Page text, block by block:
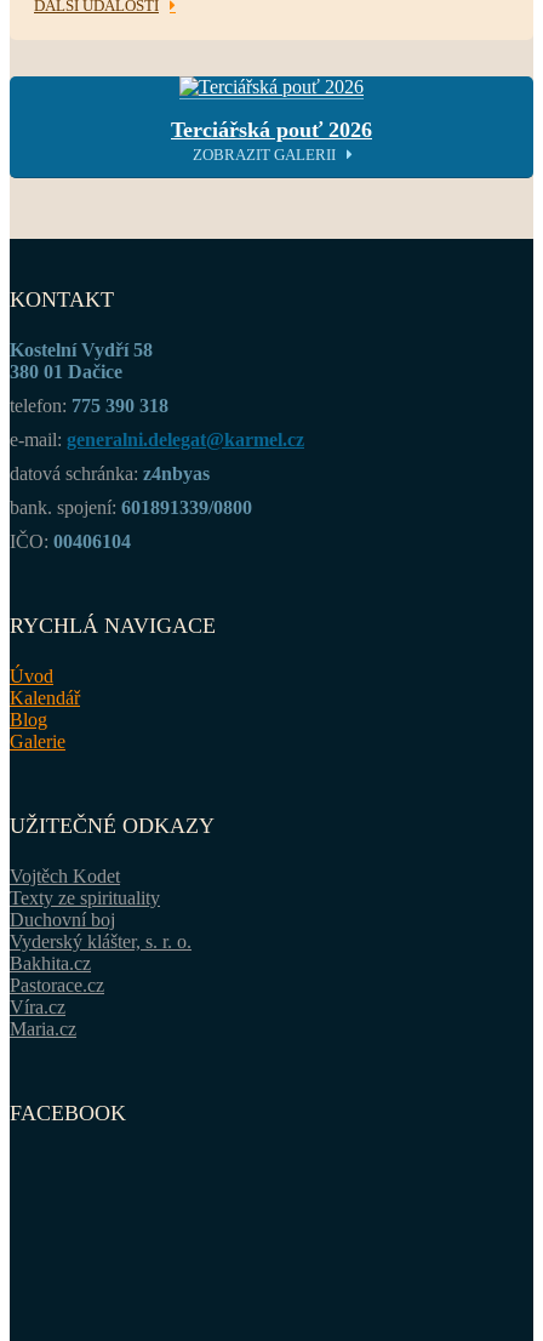
DALŠÍ UDÁLOSTI
Terciářská pouť 2026
ZOBRAZIT GALERII
KONTAKT
Kostelní Vydří 58
380 01 Dačice
telefon: 775 390 318
e-mail: generalni.delegat@karmel.cz
datová schránka: z4nbyas
bank. spojení: 601891339/0800
IČO: 00406104
RYCHLÁ NAVIGACE
Úvod
Kalendář
Blog
Galerie
UŽITEČNÉ ODKAZY
Vojtěch Kodet
Texty ze spirituality
Duchovní boj
Vyderský klášter, s. r. o.
Bakhita.cz
Pastorace.cz
Víra.cz
Maria.cz
FACEBOOK